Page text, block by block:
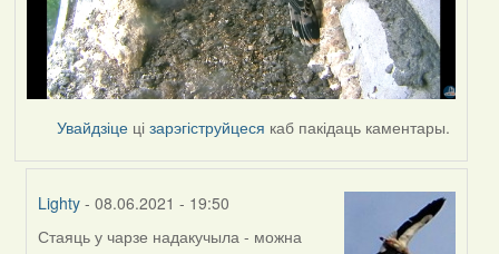
Увайдзіце цізарэгіструйцеся каб пакідаць каментары.
Lighty - 08.06.2021 - 19:50
In
Стаяць у чарзе надакучыла - можна